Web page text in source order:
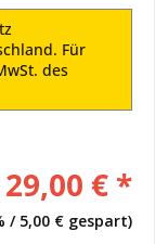
Für
des
29,00 € *
/ 5,00 € gespart)